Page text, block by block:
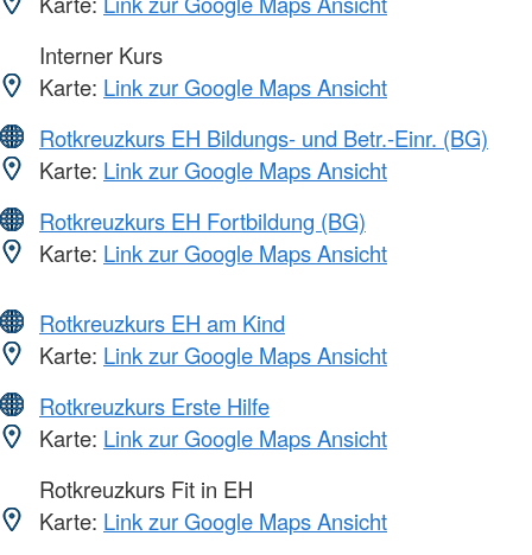
Interner Kurs
Karte: Link zur Google Maps Ansicht
Rotkreuzkurs EH Bildungs- und Betr.-Einr. (BG)
Karte: Link zur Google Maps Ansicht
Rotkreuzkurs EH Fortbildung (BG)
Karte: Link zur Google Maps Ansicht
Rotkreuzkurs EH am Kind
Karte: Link zur Google Maps Ansicht
Rotkreuzkurs Erste Hilfe
Karte: Link zur Google Maps Ansicht
Rotkreuzkurs Fit in EH
Karte: Link zur Google Maps Ansicht